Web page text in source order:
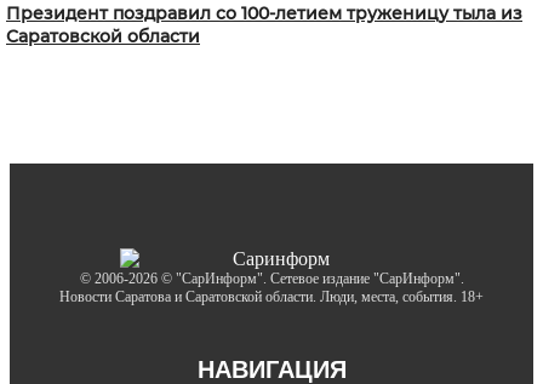
Президент поздравил со 100-летием труженицу тыла из
Саратовской области
© 2006-2026 © "СарИнформ". Сетевое издание "СарИнформ".
Новости Саратова и Саратовской области. Люди, места, события. 18+
НАВИГАЦИЯ